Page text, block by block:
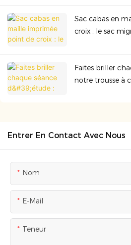
partout
Sac cabas en
croix : le sac
Faites briller
notre trousse à
Entrer En Contact Avec Nous
Nom
E-Mail
Teneur